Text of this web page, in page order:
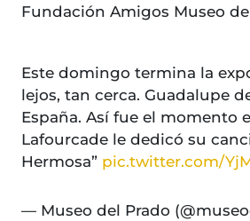
Fundación Amigos Museo
Este domingo termina la
lejos, tan cerca. Guadalupe
España. Así fue el momento
Lafourcade le dedicó su
Hermosa” pic.twitter.com/
— Museo del Prado